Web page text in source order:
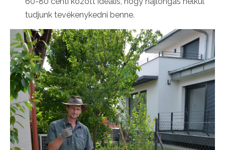
tudjunk tevékenykedni benne.